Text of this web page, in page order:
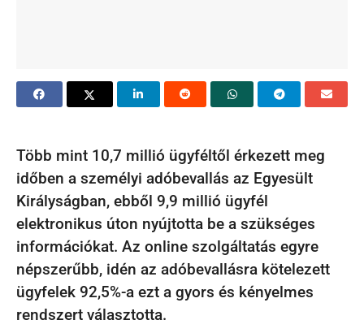
Több mint 10,7 millió ügyféltől érkezett meg
időben a személyi adóbevallás az Egyesült
Királyságban, ebből 9,9 millió ügyfél
elektronikus úton nyújtotta be a szükséges
információkat. Az online szolgáltatás egyre
népszerűbb, idén az adóbevallásra kötelezett
ügyfelek 92,5%-a ezt a gyors és kényelmes
rendszert választotta.